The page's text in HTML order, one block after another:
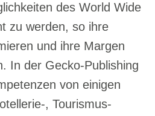
des World Wide
zu werden, so ihre
und ihre Margen
In der Gecko-Publishing
von einigen
, Tourismus-